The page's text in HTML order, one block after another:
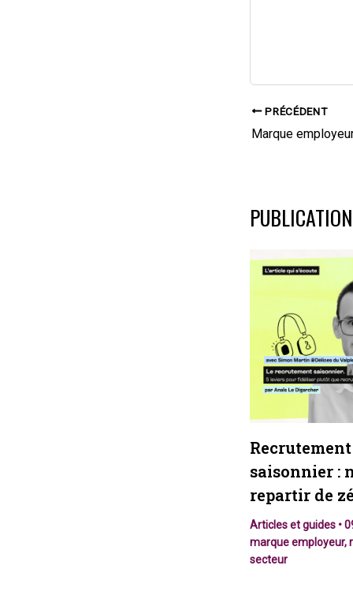
Navigation
des
PRÉCÉDENT
Recrutement
saisonnier :
repartir de
Articles et guides •
marque employeur,
secteur